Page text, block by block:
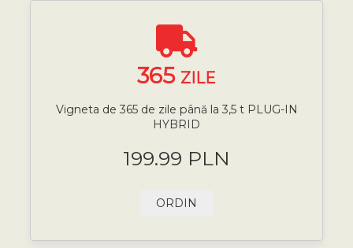
365 ZILE
Vigneta de 365 de zile până la 3,5 t PLUG-IN
HYBRID
199.99 PLN
ORDIN